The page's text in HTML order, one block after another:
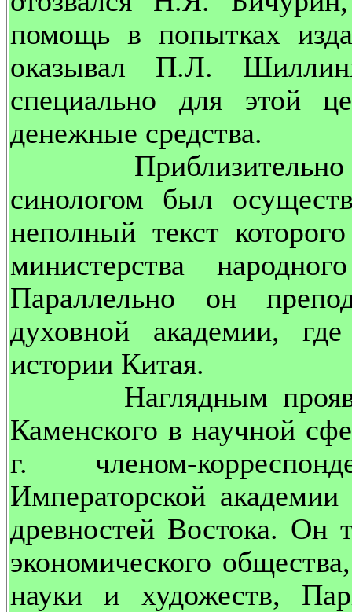
помощь в попытках
оказывал П.Л.
специально для этой
денежные средства.
Приблизительно в
синологом был
неполный текст
министерства
Параллельно он
духовной академии,
истории Китая.
Наглядным
Каменского в научной
г. членом-
Императорской
древностей Востока. Он
экономического
науки и художеств,